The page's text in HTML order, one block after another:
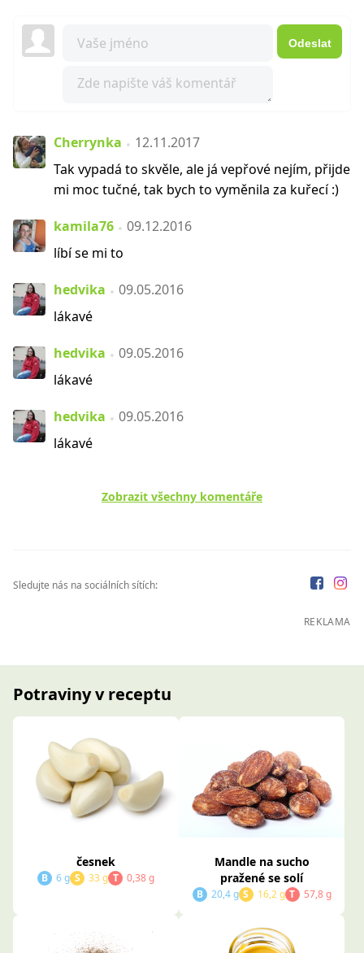
Odeslat
Cherrynka
12.11.2017
Tak vypadá to skvěle, ale já vepřové nejím, přijde
mi moc tučné, tak bych to vyměnila za kuřecí :)
kamila76
09.12.2016
líbí se mi to
hedvika
09.05.2016
lákavé
hedvika
09.05.2016
lákavé
hedvika
09.05.2016
lákavé
Zobrazit všechny komentáře
Sledujte nás na sociálních sítích:
REKLAMA
Potraviny v receptu
česnek
B 6 g S 33 g T 0,38 g
Mandle na sucho
pražené se solí
B 20,4 g S 16,2 g T 57,8 g